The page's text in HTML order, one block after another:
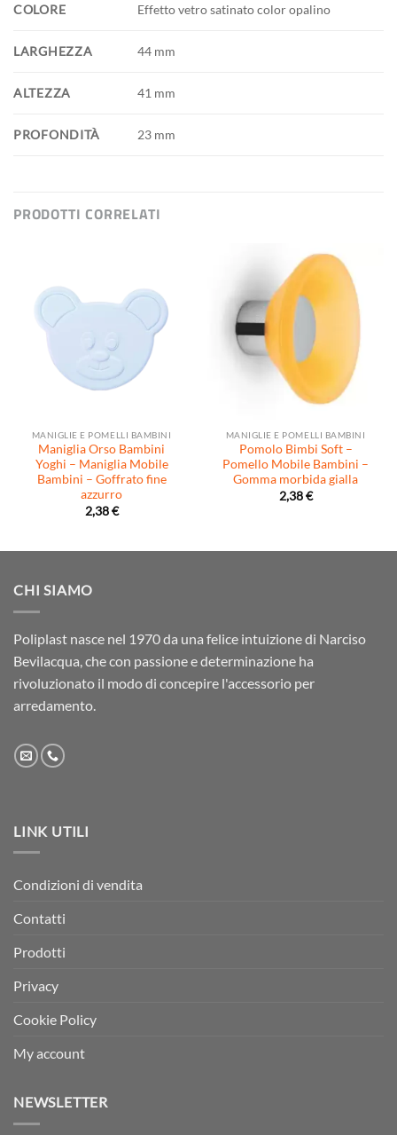
COLORE Effetto vetro satinato color opalino
LARGHEZZA 44 mm
ALTEZZA 41 mm
PROFONDITÀ 23 mm
PRODOTTI CORRELATI
MANIGLIE E POMELLI BAMBINI
Maniglia Orso Bambini
Yoghi – Maniglia Mobile
Bambini – Goffrato fine
azzurro
2,38€
MANIGLIE E POMELLI BAMBINI
Pomolo Bimbi Soft –
Pomello Mobile Bambini –
Gomma morbida gialla
2,38€
CHI SIAMO
Poliplast nasce nel 1970 da una felice intuizione di Narciso
Bevilacqua, che con passione e determinazione ha
rivoluzionato il modo di concepire l'accessorio per
arredamento.
LINK UTILI
Condizioni di vendita
Contatti
Prodotti
Privacy
Cookie Policy
My account
NEWSLETTER